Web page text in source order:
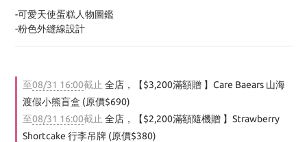
-可愛天使蛋糕人物圖鑑
-粉色外縫線設計
至08/31 16:00截止 全店，【$3,200滿額贈 】Care Baears 山海
渡假小熊盲盒 (原價$690)
至08/31 16:00截止 全店，【$2,200滿額隨機贈 】Strawberry
Shortcake 行李吊牌 (原價$380)